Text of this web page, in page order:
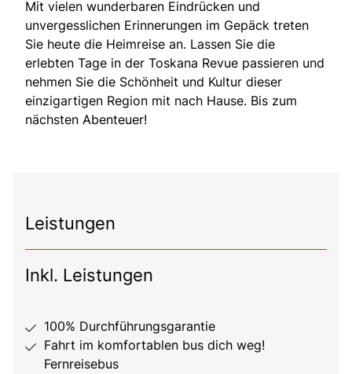
Mit vielen wunderbaren Eindrücken und
unvergesslichen Erinnerungen im Gepäck treten
Sie heute die Heimreise an. Lassen Sie die
erlebten Tage in der Toskana Revue passieren und
nehmen Sie die Schönheit und Kultur dieser
einzigartigen Region mit nach Hause. Bis zum
nächsten Abenteuer!
Leistungen
Inkl. Leistungen
100% Durchführungsgarantie
Fahrt im komfortablen bus dich weg!
Fernreisebus